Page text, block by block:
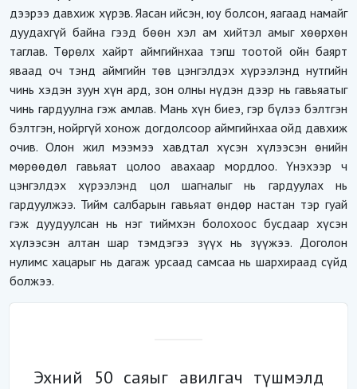
дээрээ давхиж хүрэв. Яасан ийсэн, юу болсон, яагаад намайг
дуудахгүй байна гээд бөөн хэл ам хийтэл амыг хөөрхөн
таглав. Төрөлх хайрт аймгийнхаа тэгш тоотой ойн баярт
яваад оч тэнд аймгийн төв цэнгэлдэх хүрээлэнд нутгийн
чинь хэдэн зуун хүн ард, зон олны нүдэн дээр нь гавьяатыг
чинь гардуулна гэж амлав. Мань хүн биеэ, гэр бүлээ бэлтгэн
бэлтгэн, нойргүй хонож догдолсоор аймгийнхаа ойд давхиж
очив. Олон жил мээмээ хавдтал хүсэн хүлээсэн өнийн
мөрөөдөл гавьяат цолоо авахаар мордлоо. Үнэхээр ч
цэнгэлдэх хүрээлэнд цол шагналыг нь гардуулах нь
гардуулжээ. Тийм салбарын гавьяат өндөр настан тэр гуай
гэж дуудуулсан нь нэг тиймхэн болохоос бусдаар хүсэн
хүлээсэн алтан шар тэмдэгээ зүүх нь зүүжээ. Доголон
нулимс хацарыг нь дагаж урсаад самсаа нь шархираад сүйд
болжээ.
Эхний 50 саяыг авилгач түшмэлд